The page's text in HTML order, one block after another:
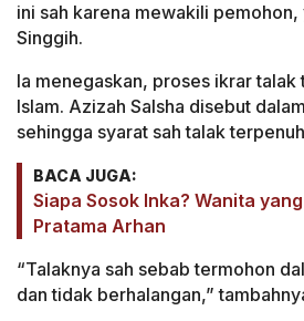
ini sah karena mewakili pemohon,
Singgih.
Ia menegaskan, proses ikrar talak
Islam. Azizah Salsha disebut
sehingga syarat sah talak
BACA JUGA:
Siapa Sosok Inka? Wanita
Pratama Arhan
“Talaknya sah sebab termohon
dan tidak berhalangan,”